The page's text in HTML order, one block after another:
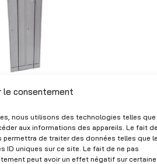
le consentement
nous utilisons des technologies telles que
aux informations des appareils. Le fait de
de traiter des données telles que
ID uniques sur ce site. Le fait de ne pas
peut avoir un effet négatif sur
locker with 2
cm –
(Excl. VAT)